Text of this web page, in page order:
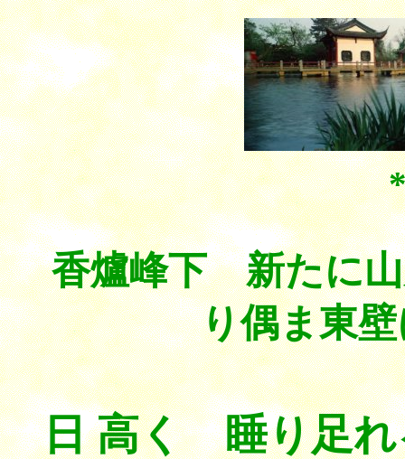
香爐峰下 新たに
り偶ま東
日 高く 睡り足